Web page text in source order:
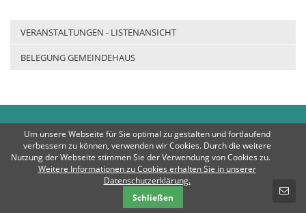
SCHNELLKONTAKT
E-Mail-Nachricht - Amt Breitenfelde
VERANSTALTUNGEN - LISTENANSICHT
BELEGUNG GEMEINDEHAUS
Amt Breitenfelde© 2026 Rechte
vorbehalten | E-Mail:info@amt-
breitenfelde.de| Telefon: 04542 / 803-0
Datenschutz
Um unsere Webseite für Sie optimal zu gestalten und fortlaufend
verbessern zu können, verwenden wir Cookies. Durch die weitere
Nutzung der Webseite stimmen Sie der Verwendung von Cookies zu.
Weitere Informationen zu Cookies erhalten Sie in unserer
Datenschutzerklärung.
Schließen